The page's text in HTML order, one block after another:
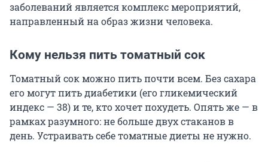
заболеваний является комплекс мероприятий,
направленный на образ жизни человека.
Кому нельзя пить томатный сок
Томатный сок можно пить почти всем. Без сахара
его могут пить диабетики (его гликемический
индекс — 38) и те, кто хочет похудеть. Опять же — в
рамках разумного: не больше двух стаканов в
день. Устраивать себе томатные диеты не нужно.